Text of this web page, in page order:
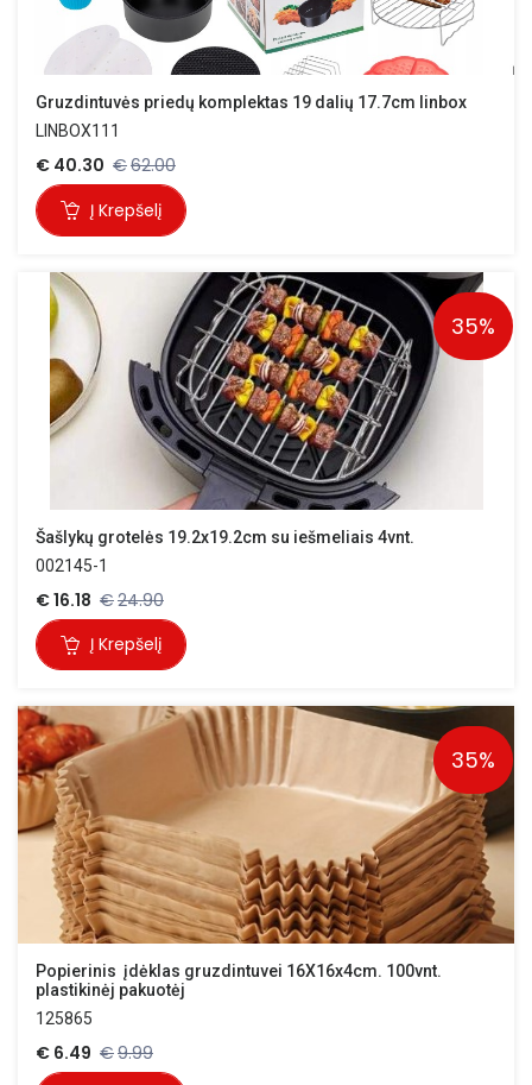
Gruzdintuvės priedų komplektas 19 dalių 17.7cm linbox
LINBOX111
€ 40.30 €62.00
Į Krepšelį
Šašlykų grotelės 19.2x19.2cm su iešmeliais 4vnt.
002145-1
€16.18 €24.90
35%
Į Krepšelį
Popierinis  įdėklas gruzdintuvei 16X16x4cm. 100vnt.
plastikinėj pakuotėj
125865
€ 6.49 €9.99
35%